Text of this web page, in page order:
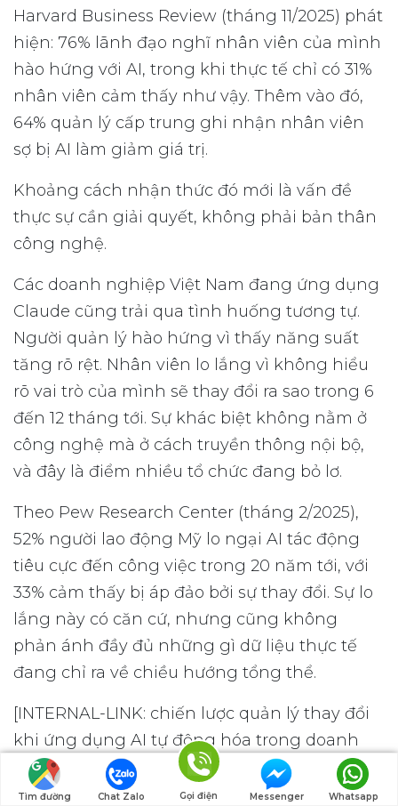
Harvard Business Review (tháng 11/2025) phát
hiện: 76% lãnh đạo nghĩ nhân viên của mình
hào hứng với AI, trong khi thực tế chỉ có 31%
nhân viên cảm thấy như vậy. Thêm vào đó,
64% quản lý cấp trung ghi nhận nhân viên
sợ bị AI làm giảm giá trị.
Khoảng cách nhận thức đó mới là vấn đề
thực sự cần giải quyết, không phải bản thân
công nghệ.
Các doanh nghiệp Việt Nam đang ứng dụng
Claude cũng trải qua tình huống tương tự.
Người quản lý hào hứng vì thấy năng suất
tăng rõ rệt. Nhân viên lo lắng vì không hiểu
rõ vai trò của mình sẽ thay đổi ra sao trong 6
đến 12 tháng tới. Sự khác biệt không nằm ở
công nghệ mà ở cách truyền thông nội bộ,
và đây là điểm nhiều tổ chức đang bỏ lơ.
Theo Pew Research Center (tháng 2/2025),
52% người lao động Mỹ lo ngại AI tác động
tiêu cực đến công việc trong 20 năm tới, với
33% cảm thấy bị áp đảo bởi sự thay đổi. Sự lo
lắng này có căn cứ, nhưng cũng không
phản ánh đầy đủ những gì dữ liệu thực tế
đang chỉ ra về chiều hướng tổng thể.
[INTERNAL-LINK: chiến lược quản lý thay đổi
khi ứng dụng AI tự động hóa trong doanh
nghiệp → bài cross Hub A về N8N và tự động
hóa quy trình]
Tìm đường Chat Zalo Gọi điện Messenger Whatsapp